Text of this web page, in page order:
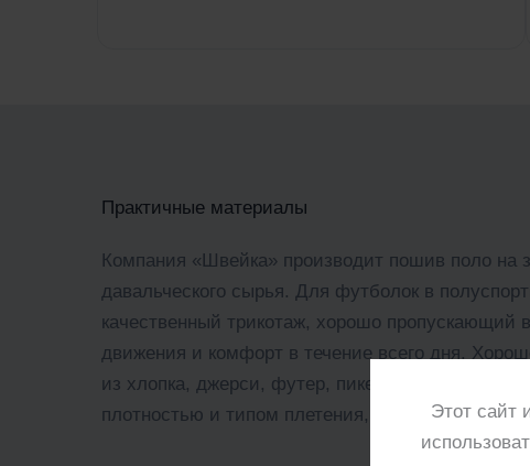
Практичные материалы
Компания «Швейка» производит пошив поло на
давальческого сырья. Для футболок в
качественный трикотаж, хорошо пропускающий
движения и комфорт в течение всего дня.
из хлопка, джерси, футер, пике, интерлок.
плотностью и типом плетения, поэтому можно
Этот сайт